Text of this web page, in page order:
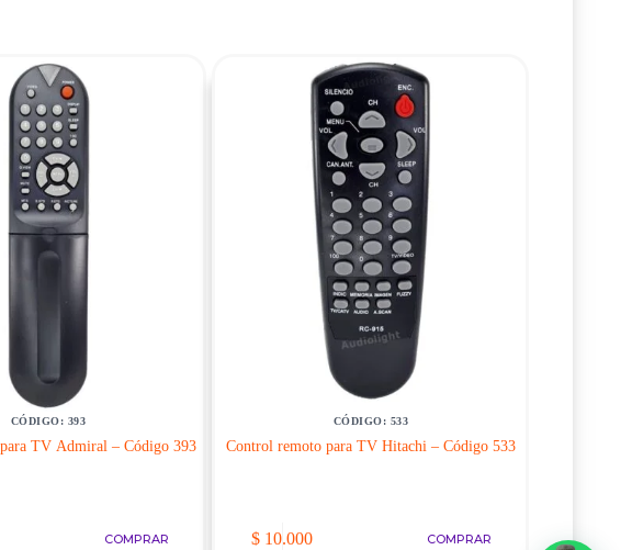
CÓDIGO: 393
TV Admiral – Código 393
COMPRAR
CÓDIGO: 533
Control remoto para TV Hitachi – Código 533
$ 10.000 COMPRAR